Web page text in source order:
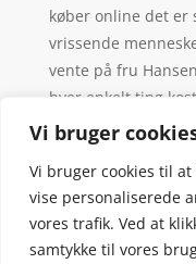
Vi bruger
Vi bruger cookies til
vise personaliserede
vores trafik. Ved at
samtykke til vores
køber online det er
vrissende
vente på fru
hver enkelt ting